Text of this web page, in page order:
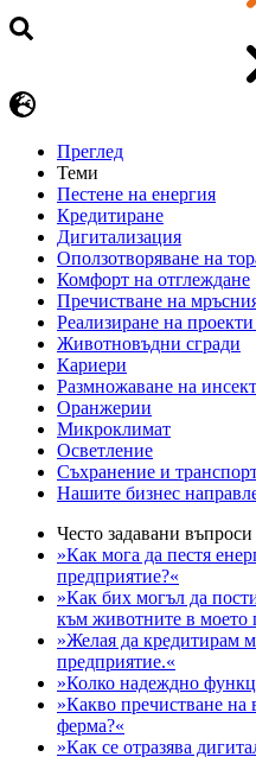
Преглед
Теми
Пестене на енергия
Кредитиране
Дигитализация
Оползотворяване на
Комфорт на отглеждане
Пречистване на
Реализиране на
Животновъдни сгради
Кариери
Размножаване на
Оранжерии
Микроклимат
Осветление
Съхранение и
Нашите бизнес
Често задавани
»Как мога да пестя
предприятие?«
»Как бих могъл да
към животните в моето
»Желая да кредитирам
предприятие.«
»Колко надеждно
»Какво пречистване на
ферма?«
»Как се отразява